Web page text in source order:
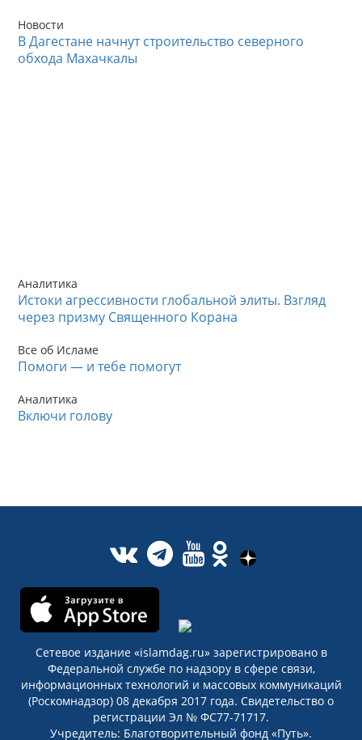
Новости
В Дагестане начнут строительство северного
обхода Махачкалы
Аналитика
Истоки агрессивности глобальной элиты. Взгляд
через призму Священного Корана
Все об Исламе
Помоги — и тебе помогут
Аналитика
Включи голову
Сетевое издание «islamdag.ru» зарегистрировано в
Федеральной службе по надзору в сфере связи,
информационных технологий и массовых коммуникаций
(Роскомнадзор) 08 декабря 2017 года. Свидетельство о
регистрации Эл № ФС77-71717.
Учредитель: Благотворительный фонд «Путь».